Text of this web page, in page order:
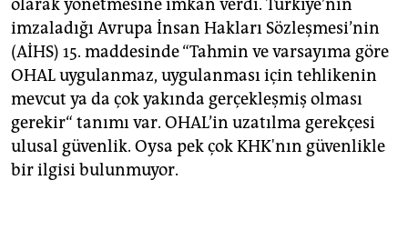
olarak yönetmesine imkan verdi. Türkiye’nin
imzaladığı Avrupa İnsan Hakları Sözleşmesi’nin
(AİHS) 15. maddesinde “Tahmin ve varsayıma göre
OHAL uygulanmaz, uygulanması için tehlikenin
mevcut ya da çok yakında gerçekleşmiş olması
gerekir“ tanımı var. OHAL’in uzatılma gerekçesi
ulusal güvenlik. Oysa pek çok KHK'nın güvenlikle
bir ilgisi bulunmuyor.